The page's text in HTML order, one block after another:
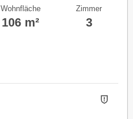
Wohnfläche
106 m²
Zimmer
3